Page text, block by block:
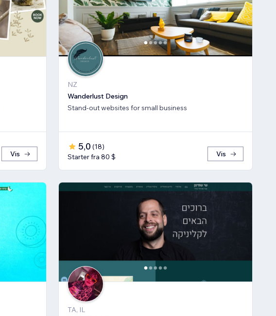
Vis
NZ
Wanderlust Design
Stand-out websites for small business
5,0 (18)
Starter fra 80 $
Vis
TA, IL